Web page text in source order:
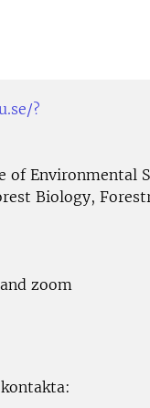
?
of Environmental
Biology,
zoom